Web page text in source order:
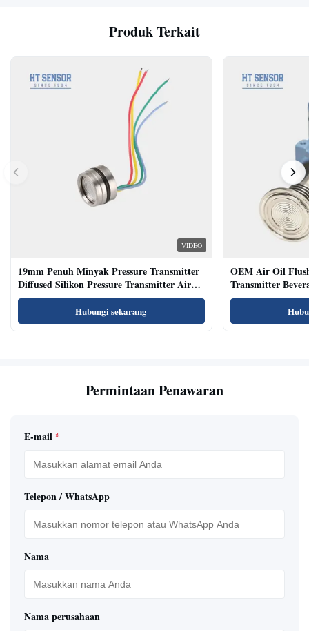
Produk Terkait
VIDEO
19mm Penuh Minyak Pressure Transmitter
Diffused Silikon Pressure Transmitter Air
Oil Test
Hubungi sekarang
OEM Air Oil
Transmitter
Sensor
Permintaan Penawaran
E-mail *
Telepon / WhatsApp
Nama
Nama perusahaan